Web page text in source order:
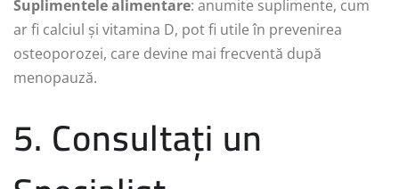
Suplimentele alimentare: anumite suplimente, cum
ar fi calciul și vitamina D, pot fi utile în prevenirea
osteoporozei, care devine mai frecventă după
menopauză.
5. Consultați un